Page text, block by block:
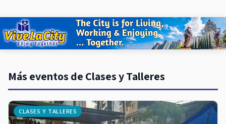
Más eventos de Clases y Talleres
CLASES Y TALLERES